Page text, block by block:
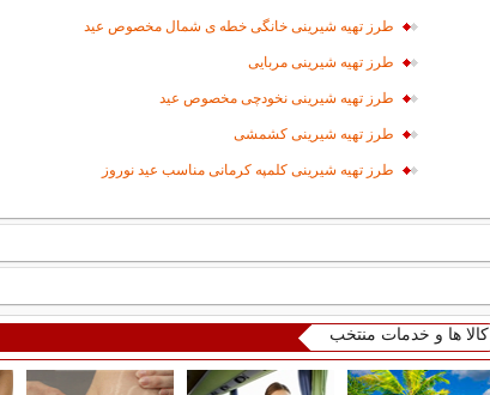
طرز تهیه شیرینی خانگی خطه ی شمال مخصوص عید
طرز تهیه شیرینی مربایی
طرز تهیه شیرینی نخودچی مخصوص عید
طرز تهیه شیرینی کشمشی
طرز تهیه شیرینی کلمپه کرمانی مناسب عید نوروز
کالا ها و خدمات منتخب